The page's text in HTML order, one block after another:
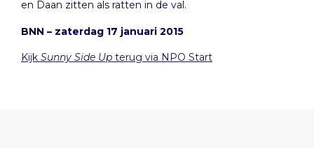
en Daan zitten als ratten in de val.
BNN – zaterdag 17 januari 2015
Kijk Sunny Side Up terug via NPO Start